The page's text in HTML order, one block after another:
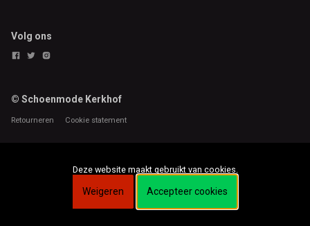
Volg ons
© Schoenmode Kerkhof
Retourneren Cookie statement
Deze website maakt gebruikt van cookies.
Weigeren Accepteer cookies